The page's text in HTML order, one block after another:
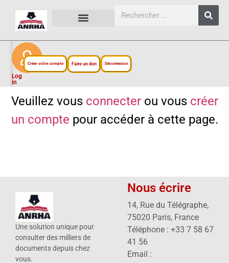
Log
in
Créer votre compte Faire un don Déconnexion
Veuillez vous connecterou vous créer
un compte pour accéder à cette page.
Une solution unique pour
consulter des milliers de
documents depuis chez
vous.
Nous écrire
14, Rue du Télégraphe,
75020 Paris, France
Téléphone : +33 7 58 67
41 56
Email :